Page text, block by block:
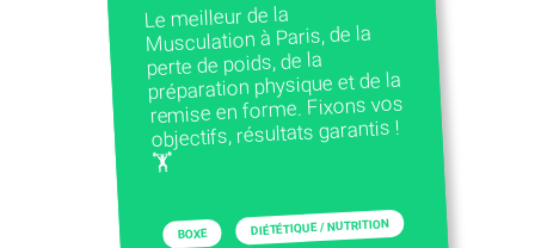
Le meilleur de la
Musculation à Paris, de la
perte de poids, de la
préparation physique et de la
remise en forme. Fixons vos
objectifs, résultats garantis !
🏋️
BOXE DIÉTÉTIQUE / NUTRITION